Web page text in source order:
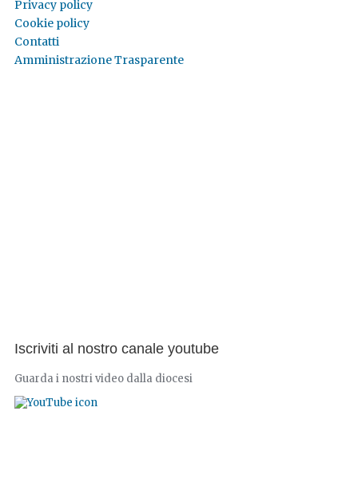
Privacy policy
Cookie policy
Contatti
Amministrazione Trasparente
Iscriviti al nostro canale youtube
Guarda i nostri video dalla diocesi